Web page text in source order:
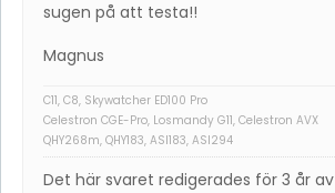
sugen på att testa!!
Magnus
C11, C8, Skywatcher ED100 Pro
Celestron CGE-Pro, Losmandy G11, Celestron AVX
QHY268m, QHY183, ASI183, ASI294
Det här svaret redigerades för 3 år av